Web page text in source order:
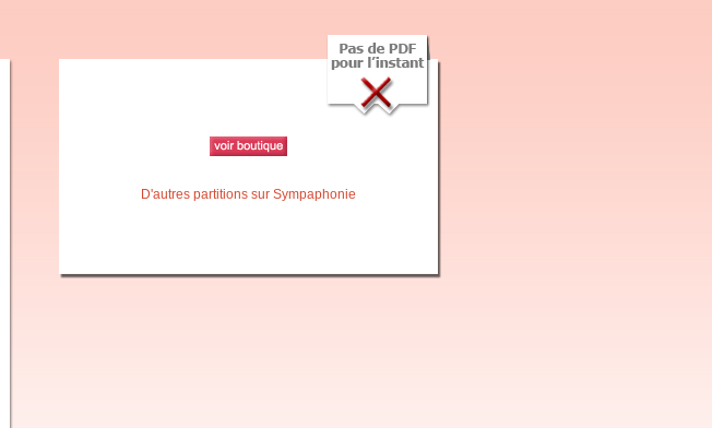
D'autres partitions sur Sympaphonie